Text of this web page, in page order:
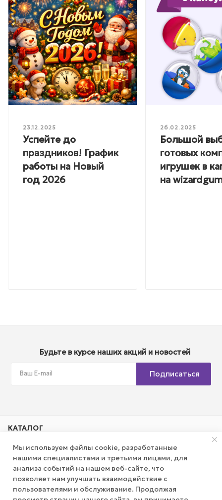
23.12.2025
Успейте до
праздников! График
работы на Новый
год 2026
26.02.2025
Большой
готовых
игрушек в
на
Будьте в курсе наших акций и новостей
Подписаться
КАТАЛОГ
КОМПАНИЯ
Мы используем файлы cookie, разработанные
нашими специалистами и третьими лицами, для
анализа событий на нашем веб-сайте, что
позволяет нам улучшать взаимодействие с
пользователями и обслуживание. Продолжая